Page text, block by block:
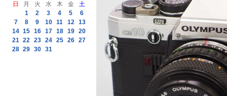
日
月 火 水 木 金
土
1
2 3 4 5
6
7
8 9 10 11 12 13
14 15 16 17 18 19 20
21 22 23 24 25 26 27
28 29 30 31